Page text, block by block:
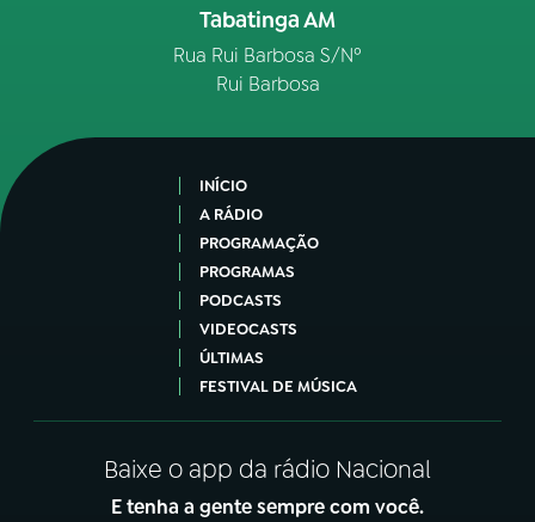
Tabatinga AM
Rua Rui Barbosa S/Nº
Rui Barbosa
INÍCIO
A RÁDIO
PROGRAMAÇÃO
PROGRAMAS
PODCASTS
VIDEOCASTS
ÚLTIMAS
FESTIVAL DE MÚSICA
Baixe o app da rádio Nacional
E tenha a gente sempre com você.